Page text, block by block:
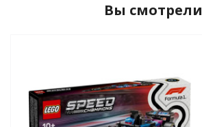
Вы смотрели